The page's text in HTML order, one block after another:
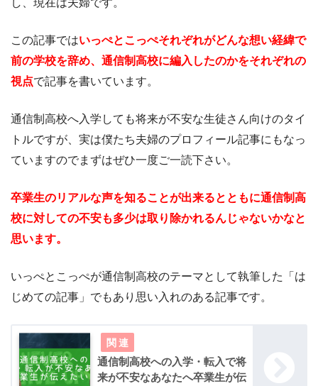
し、現在は夫婦です。
この記事ではいっぺとこっぺそれぞれがどんな想い経緯で
前の学校を辞め、通信制高校に編入したのかをそれぞれの
視点で記事を書いています。
通信制高校へ入学しても将来が不安な生徒さん向けのタイ
トルですが、実は僕たち夫婦のプロフィール記事にもなっ
ていますのでまずはぜひ一度ご一読下さい。
卒業生のリアルな声を知ることが出来るとともに通信制高
校に対しての不安も多少は取り除かれるんじゃないかなと
思います。
いっぺとこっぺが通信制高校のテーマとして執筆した「は
じめての記事」でもあり思い入れのある記事です。
通信制高校への入学・転入で将
来が不安なあなたへ卒業生が伝